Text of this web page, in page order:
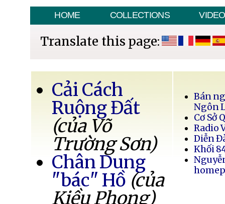
HOME COLLECTIONS VIDEO
Translate this page:
Cải Cách
Ruộng Đất
(của Võ
Trường Sơn)
Chân Dung
"bác" Hồ (của
Kiều Phong)
Bán
Ngôn
Cơ Sở
Radio
Diễn
Khối